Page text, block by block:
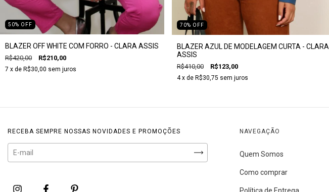
50% OFF
BLAZER OFF WHITE COM FORRO - CLARA ASSIS
R$420,00 R$210,00
7 x de R$30,00 sem juros
70% OFF
BLAZER AZUL DE MODELAGEM CURTA - CLARA
ASSIS
R$410,00 R$123,00
4 x de R$30,75 sem juros
RECEBA SEMPRE NOSSAS NOVIDADES E PROMOÇÕES NAVEGAÇÃO
Quem Somos
Como comprar
Política de Entrega